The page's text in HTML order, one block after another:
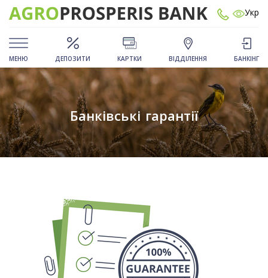
Укр
МЕНЮ ДЕПОЗИТИ КАРТКИ ВІДДІЛЕННЯ БАНКІНГ
Банківські гарантії